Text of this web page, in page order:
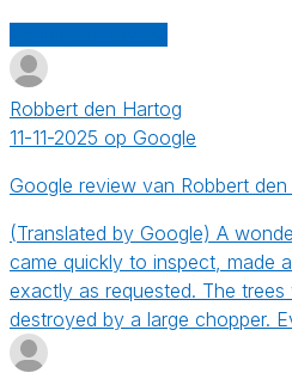
Robbert den Hartog
11-11-2025 op Google
Google review van Robbert
(Translated by Google) A
came quickly to inspect, made
exactly as requested. The
destroyed by a large chopper.